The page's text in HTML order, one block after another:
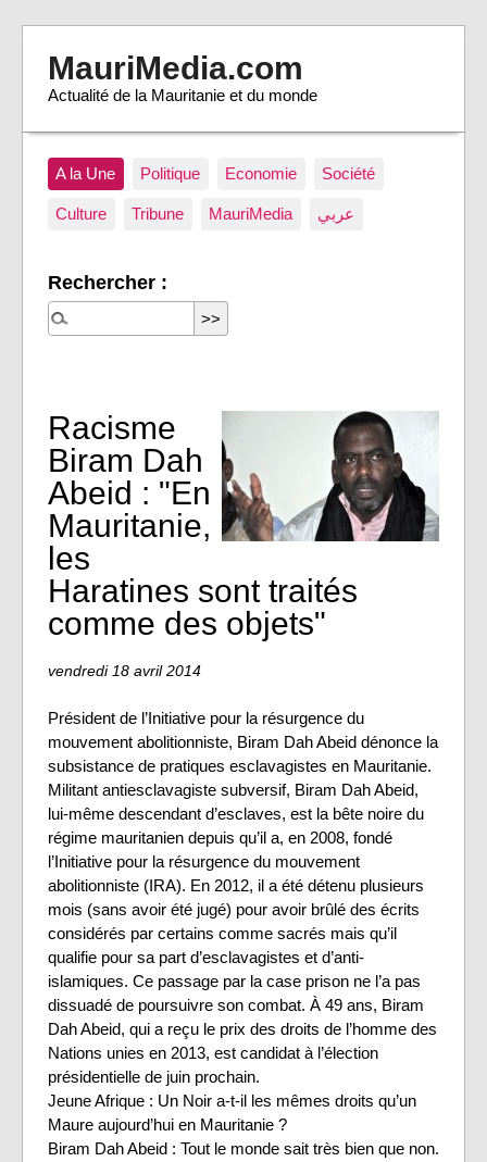
MauriMedia.com
Actualité de la Mauritanie et du monde
A la Une Politique Economie Société
Culture Tribune MauriMedia عربي
Rechercher :
Racisme
Biram Dah
Abeid : "En
Mauritanie,
les
Haratines sont traités
comme des objets"
vendredi 18 avril 2014
Président de l’Initiative pour la résurgence du
mouvement abolitionniste, Biram Dah Abeid dénonce la
subsistance de pratiques esclavagistes en Mauritanie.
Militant antiesclavagiste subversif, Biram Dah Abeid,
lui-même descendant d’esclaves, est la bête noire du
régime mauritanien depuis qu’il a, en 2008, fondé
l’Initiative pour la résurgence du mouvement
abolitionniste (IRA). En 2012, il a été détenu plusieurs
mois (sans avoir été jugé) pour avoir brûlé des écrits
considérés par certains comme sacrés mais qu’il
qualifie pour sa part d’esclavagistes et d’anti-
islamiques. Ce passage par la case prison ne l’a pas
dissuadé de poursuivre son combat. À 49 ans, Biram
Dah Abeid, qui a reçu le prix des droits de l’homme des
Nations unies en 2013, est candidat à l’élection
présidentielle de juin prochain.
Jeune Afrique : Un Noir a-t-il les mêmes droits qu’un
Maure aujourd’hui en Mauritanie ?
Biram Dah Abeid : Tout le monde sait très bien que non.